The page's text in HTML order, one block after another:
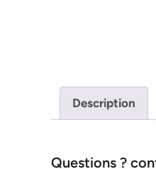
Description
Questions ?